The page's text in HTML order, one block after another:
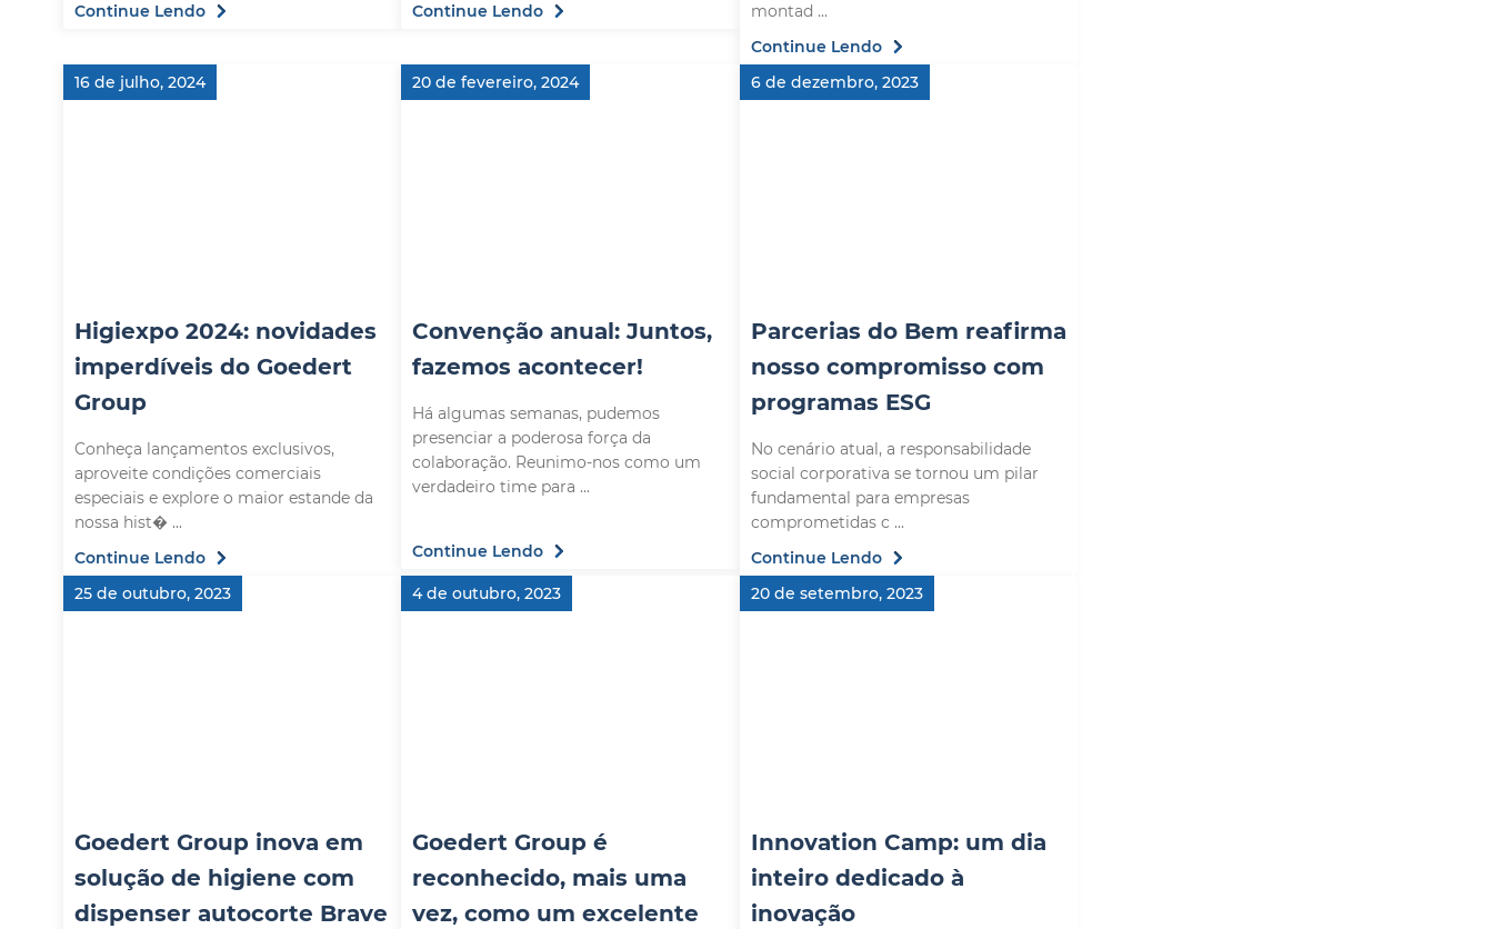
Continue Lendo
Continue Lendo
montad ...
Continue Lendo
16 de julho, 2024
Higiexpo 2024: novidades
imperdíveis do Goedert
Group
Conheça lançamentos exclusivos,
aproveite condições comerciais
especiais e explore o maior estande da
nossa hist� ...
Continue Lendo
20 de fevereiro, 2024
Convenção anual: Juntos,
fazemos acontecer!
Há algumas semanas, pudemos
presenciar a poderosa força da
colaboração. Reunimo-nos como um
verdadeiro time para ...
Continue Lendo
6 de dezembro, 2023
Parcerias do Bem reafirma
nosso compromisso com
programas ESG
No cenário atual, a responsabilidade
social corporativa se tornou um pilar
fundamental para empresas
comprometidas c ...
Continue Lendo
25 de outubro, 2023
Goedert Group inova em
solução de higiene com
dispenser autocorte Brave
4 de outubro, 2023
Goedert Group é
reconhecido, mais uma
vez, como um excelente
20 de setembro, 2023
Innovation Camp: um dia
inteiro dedicado à
inovação